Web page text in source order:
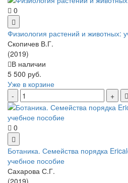
0
Физиология растений и животных:
Скопичев В.Г.
(2019)
В наличии
5 500 руб.
Уже в корзине
0
Ботаника. Семейства порядка
учебное пособие
Сахарова С.Г.
(2019)